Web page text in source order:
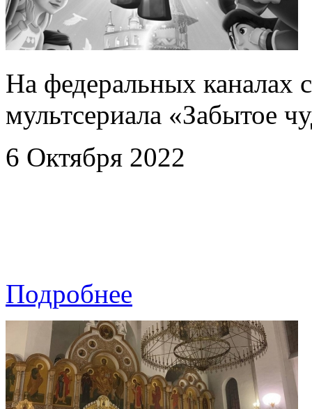
На федеральных каналах
мультсериала «Забытое
6 Октября 2022
Подробнее